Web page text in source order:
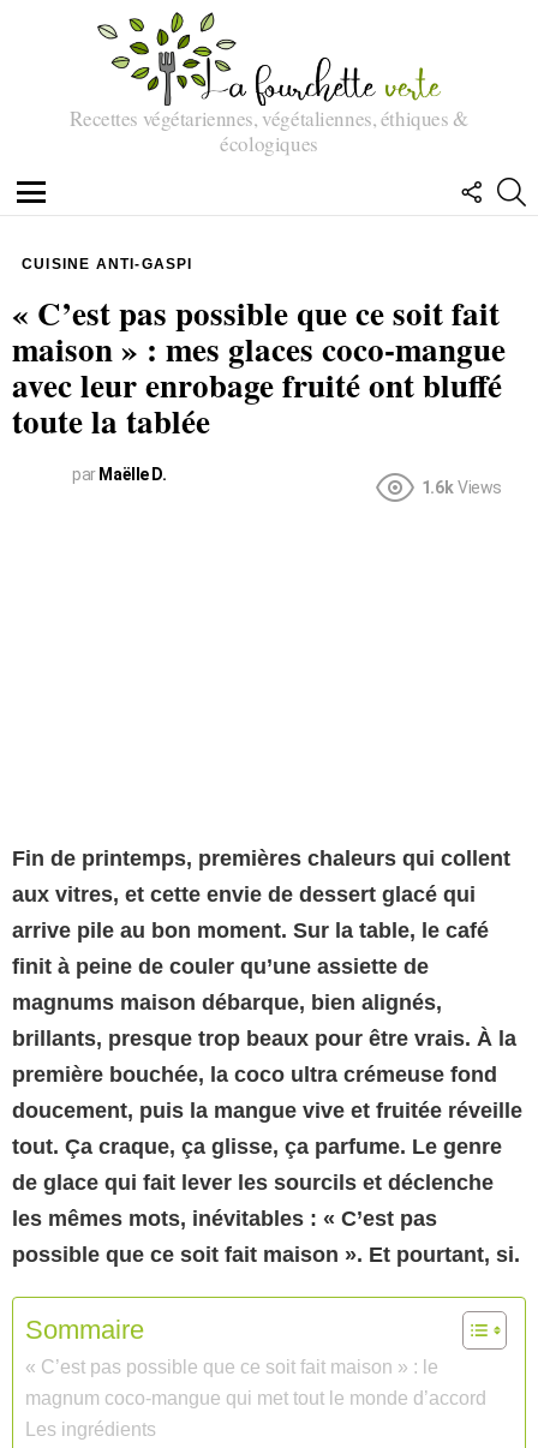
Recettes végétariennes, végétaliennes, éthiques &
écologiques
Menu
NOUS
CUISINE ANTI-GASPI
« C’est pas possible que ce soit fait
maison » : mes glaces coco-mangue
avec leur enrobage fruité ont bluffé
toute la tablée
par Maëlle D.
1.6k Views
Fin de printemps, premières chaleurs qui collent
aux vitres, et cette envie de dessert glacé qui
arrive pile au bon moment. Sur la table, le café
finit à peine de couler qu’une assiette de
magnums maison débarque, bien alignés,
brillants, presque trop beaux pour être vrais. À la
première bouchée, la coco ultra crémeuse fond
doucement, puis la mangue vive et fruitée réveille
tout. Ça craque, ça glisse, ça parfume. Le genre
de glace qui fait lever les sourcils et déclenche
les mêmes mots, inévitables : « C’est pas
possible que ce soit fait maison ». Et pourtant, si.
Sommaire
« C’est pas possible que ce soit fait maison » : le
magnum coco-mangue qui met tout le monde d’accord
Les ingrédients